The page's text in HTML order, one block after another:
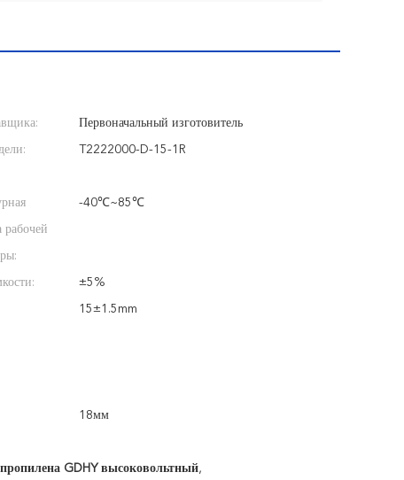
Первоначальный изготовитель
T2222000-D-15-1R
рабочей
-40℃~85℃
±5%
15±1.5mm
18мм
GDHY высоковольтный,